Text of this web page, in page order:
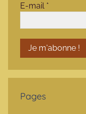
E-mail *
Pages